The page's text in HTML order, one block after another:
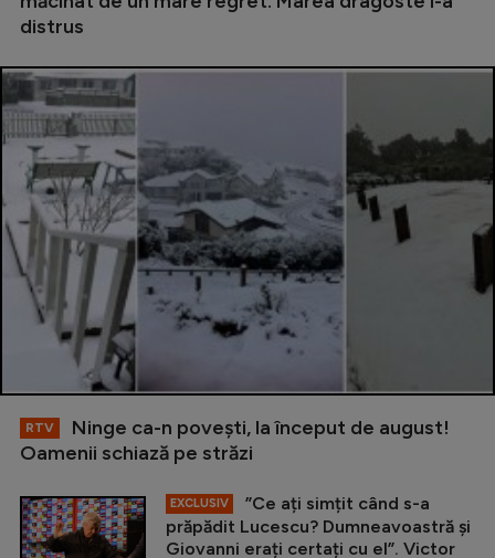
distrus
RTV
Ninge ca-n povești, la început de august!
Oamenii schiază pe străzi
EXCLUSIV
”Ce ați simțit când s-a
prăpădit Lucescu? Dumneavoastră și
Giovanni erați certați cu el”. Victor